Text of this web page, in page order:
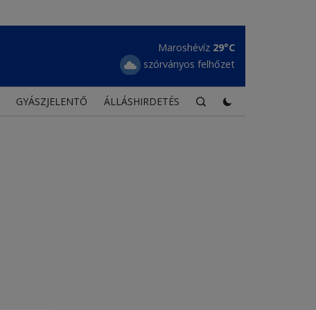
Borszék 26°C
erős felhőzet
GYÁSZJELENTŐ ÁLLÁSHIRDETÉS